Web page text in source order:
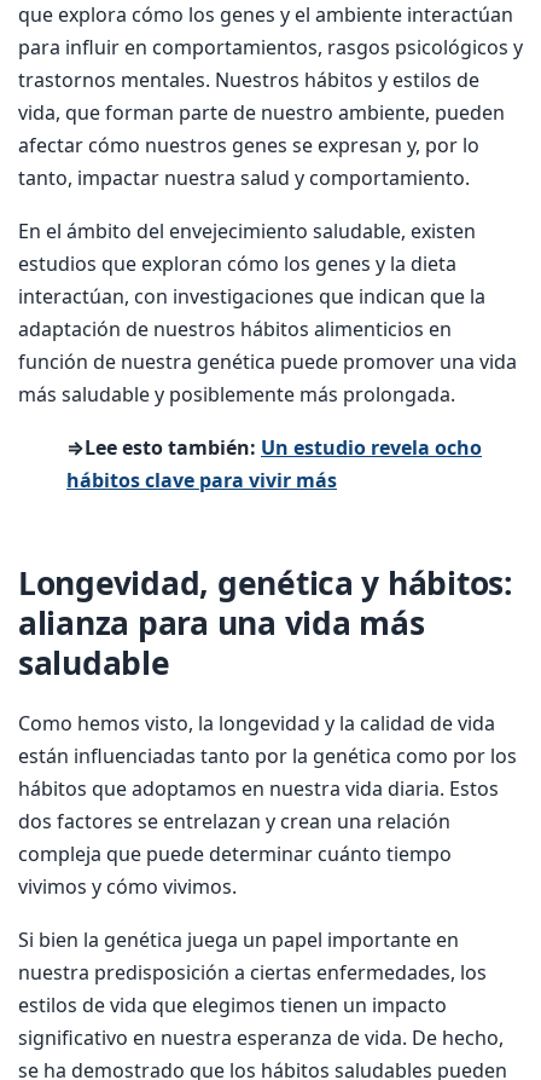
que explora cómo los genes y el ambiente interactúan
para influir en comportamientos, rasgos psicológicos y
trastornos mentales. Nuestros hábitos y estilos de
vida, que forman parte de nuestro ambiente, pueden
afectar cómo nuestros genes se expresan y, por lo
tanto, impactar nuestra salud y comportamiento.
En el ámbito del envejecimiento saludable, existen
estudios que exploran cómo los genes y la dieta
interactúan, con investigaciones que indican que la
adaptación de nuestros hábitos alimenticios en
función de nuestra genética puede promover una vida
más saludable y posiblemente más prolongada.
⇒Lee esto también: Un estudio revela ocho
hábitos clave para vivir más
Longevidad, genética y hábitos:
alianza para una vida más
saludable
Como hemos visto, la longevidad y la calidad de vida
están influenciadas tanto por la genética como por los
hábitos que adoptamos en nuestra vida diaria. Estos
dos factores se entrelazan y crean una relación
compleja que puede determinar cuánto tiempo
vivimos y cómo vivimos.
Si bien la genética juega un papel importante en
nuestra predisposición a ciertas enfermedades, los
estilos de vida que elegimos tienen un impacto
significativo en nuestra esperanza de vida. De hecho,
se ha demostrado que los hábitos saludables pueden